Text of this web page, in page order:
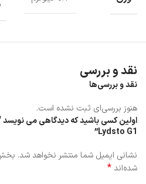
نقد و بررسی
نقد و بررسی‌ها
هنوز بررسی‌ای ثبت نشده است.
اولین کسی باشید که دیدگاهی می نویسد
Lydsto G1”
نشانی ایمیل شما منتشر نخواهد شد.
شده‌اند*